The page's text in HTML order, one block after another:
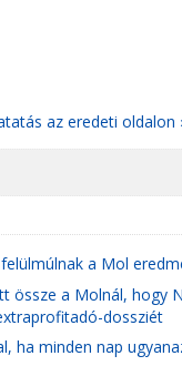
az eredeti oldalon
a Mol
össze a Molnál, hogy
dossziét
ha minden nap